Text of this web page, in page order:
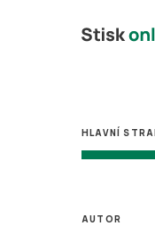
HLAVNÍ
AUTOR